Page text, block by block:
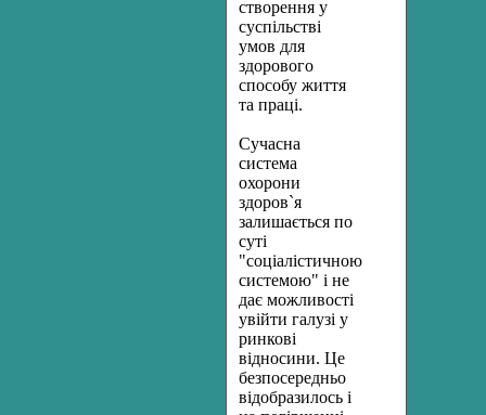
створення у
суспільстві
умов для
здорового
способу життя
та праці.
Сучасна
система
охорони
здоров`я
залишається по
суті
"соціалістичною
системою" і не
дає можливості
увійти галузі у
ринкові
відносини. Це
безпосередньо
відобразилось і